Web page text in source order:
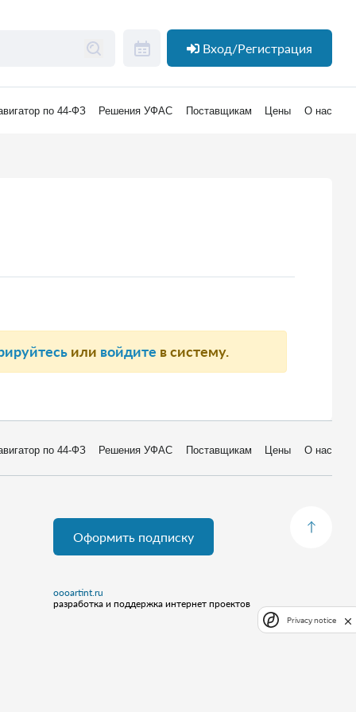
Вход/Регистрация
по 44-ФЗ Решения УФАС Поставщикам Цены О нас
или войдите в систему.
по 44-ФЗ Решения УФАС Поставщикам Цены О нас
Оформить подписку
oooartint.ru
разработка и поддержка интернет проектов
Privacy notice